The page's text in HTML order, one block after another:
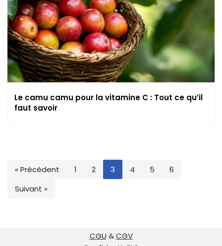
Le camu camu pour la vitamine C : Tout ce qu’il
faut savoir
« Précédent 1 2 3 4 5
6
Suivant »
CGU &CGV